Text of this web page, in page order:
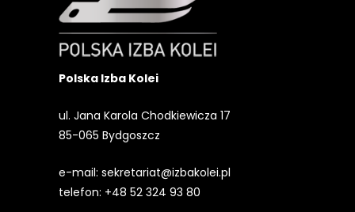
Polska Izba Kolei
ul. Jana Karola Chodkiewicza 17
85-065 Bydgoszcz
e-mail: sekretariat@izbakolei.pl
telefon: +48 52 324 93 80